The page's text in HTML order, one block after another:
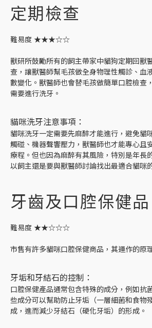
定期檢查
難易度 ★★★☆☆
獸研所鼓勵所有的飼主帶家中貓狗定期回獸
查，讓獸醫師幫毛孩做全身物理性觸診、血
數變化。獸醫師也會替毛孩做簡單口腔檢查
需要進行洗牙。
貓咪洗牙注意事項：
貓咪洗牙一定需要先麻醉才能進行，避免貓
觸碰、機器聲響壓力，獸醫師也才能專心且
療程。但也因為麻醉有其風險，特別是年長
以飼主還是要與獸醫師討論找出最適合貓咪
牙齒及口腔保健品
難易度 ★★☆☆☆
市售有許多貓咪口腔保健商品，其運作的原
牙垢和牙結石的控制：
口腔保健產品通常包含特殊的成分，例如抗
些成分可以幫助防止牙垢（一層細菌和食物
成，進而減少牙結石（硬化牙垢）的形成。